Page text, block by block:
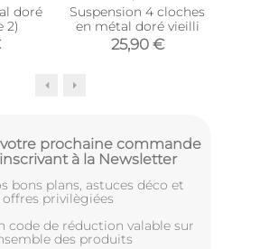
doré
2)
Suspension 4 cloches
en métal doré vieilli
25,90 €
prochaine commande
à la Newsletter
bons plans, astuces déco et
offres privilègiées
code de réduction valable sur
des produits